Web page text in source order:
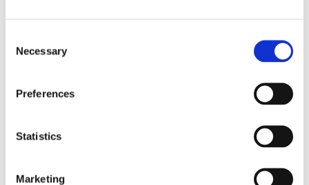
Selection
Necessary
Preferences
Statistics
Marketing
implícitas, e por meio deste renuncia e
sem limitação, garantias implícitas ou
condições de comercialização, adequação
a um propósito particular, ou não violação
Advanced Components, Inc. não garante